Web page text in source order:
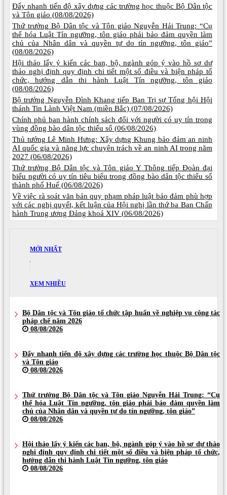
Đẩy nhanh tiến độ xây dựng các trường học thuộc Bộ Dân tộc
và Tôn giáo (08/08/2026)
Thứ trưởng Bộ Dân tộc và Tôn giáo Nguyễn Hải Trung: “Cụ
thể hóa Luật Tín ngưỡng, tôn giáo phải bảo đảm quyền làm
chủ của Nhân dân và quyền tự do tín ngưỡng, tôn giáo”
(08/08/2026)
Hội thảo lấy ý kiến các ban, bộ, ngành góp ý vào hồ sơ dự
thảo nghị định quy định chi tiết một số điều và biện pháp tổ
chức, hướng dẫn thi hành Luật Tín ngưỡng, tôn giáo
(08/08/2026)
Bộ trưởng Nguyễn Đình Khang tiếp Ban Trị sự Tổng hội Hội
thánh Tin Lành Việt Nam (miền Bắc) (07/08/2026)
Chính phủ ban hành chính sách đối với người có uy tín trong
vùng đồng bào dân tộc thiểu số (06/08/2026)
Thủ tướng Lê Minh Hưng: Xây dựng Khung bảo đảm an ninh
AI quốc gia và năng lực chuyên trách về an ninh AI trong năm
2027 (06/08/2026)
Thứ trưởng Bộ Dân tộc và Tôn giáo Y Thông tiếp Đoàn đại
biểu người có uy tín tiêu biểu trong đồng bào dân tộc thiểu số
thành phố Huế (06/08/2026)
Về việc rà soát văn bản quy phạm pháp luật bảo đảm phù hợp
với các nghị quyết, kết luận của Hội nghị lần thứ ba Ban Chấp
hành Trung ương Đảng khoá XIV (06/08/2026)
MỚI NHẤT
XEM NHIỀU
Bộ Dân tộc và Tôn giáo tổ chức tập huấn về nghiệp vụ công tác
pháp chế năm 2026
08/08/2026
Đẩy nhanh tiến độ xây dựng các trường học thuộc Bộ Dân tộc
và Tôn giáo
08/08/2026
Thứ trưởng Bộ Dân tộc và Tôn giáo Nguyễn Hải Trung: “Cụ
thể hóa Luật Tín ngưỡng, tôn giáo phải bảo đảm quyền làm
chủ của Nhân dân và quyền tự do tín ngưỡng, tôn giáo”
08/08/2026
Hội thảo lấy ý kiến các ban, bộ, ngành góp ý vào hồ sơ dự thảo
nghị định quy định chi tiết một số điều và biện pháp tổ chức,
hướng dẫn thi hành Luật Tín ngưỡng, tôn giáo
08/08/2026